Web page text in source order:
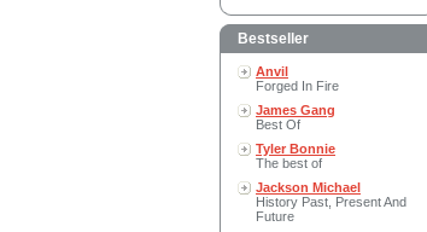
Bestseller
Anvil
Forged In Fire
James Gang
Best Of
Tyler Bonnie
The best of
Jackson Michael
History Past, Present And
Future